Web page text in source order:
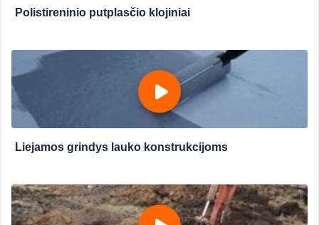
Polistireninio putplasčio klojiniai
Liejamos grindys lauko konstrukcijoms